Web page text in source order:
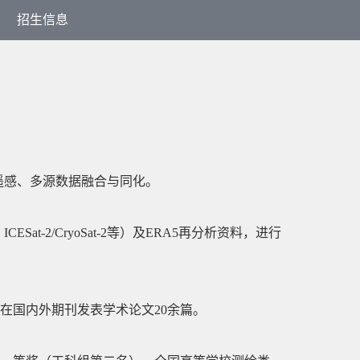
招生信息
、多源数据融合与同化。
2/CryoSat-2等）及ERA5再分析资料，进行
国内外期刊发表学术论文20余篇。